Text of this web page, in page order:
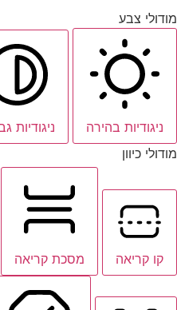
מודולי צבע
ניגודיות בהירה ניגודיות
מודולי כיוון
קו קריאה מסכת קריאה